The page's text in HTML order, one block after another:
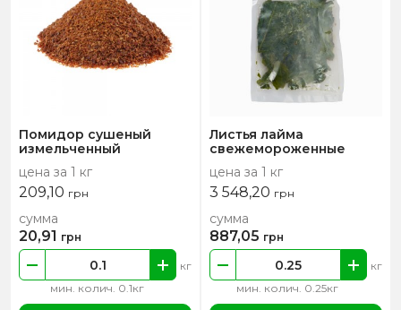
Помидор сушеный
измельченный
цена за 1 кг
209,10 грн
мин. колич. 0.1кг
кг
сумма
20,91 грн
Листья лайма
свежемороженные
цена за 1 кг
3 548,20 грн
мин. колич. 0.25кг
кг
сумма
887,05 грн